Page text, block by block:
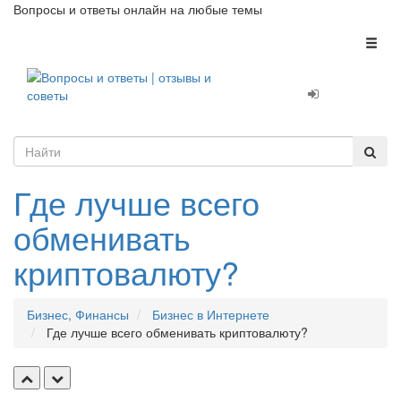
Вопросы и ответы онлайн на любые темы
Где лучше всего
обменивать
криптовалюту?
Бизнес, Финансы
Бизнес в Интернете
Где лучше всего обменивать криптовалюту?